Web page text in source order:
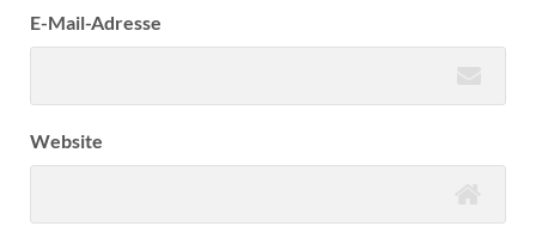
E-Mail-Adresse
Website